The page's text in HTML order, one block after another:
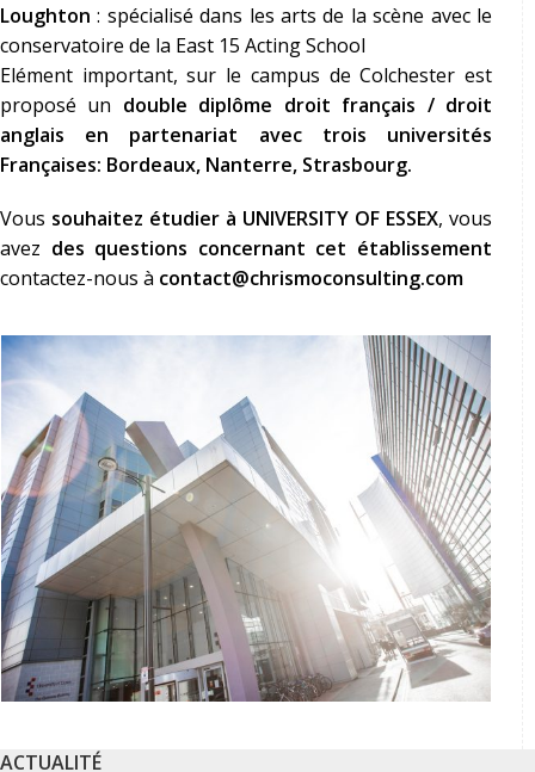
Loughton: spécialisé dans les arts de la scène avec le
conservatoire de la East 15 Acting School
Elément important, sur le campus de Colchester est
proposé un double diplôme droit français / droit
anglais en partenariat avec trois universités
Françaises: Bordeaux, Nanterre, Strasbourg.
Vous souhaitez étudier à UNIVERSITY OF ESSEX, vous
avez des questions concernant cet établissement
contactez-nous à contact@chrismoconsulting.com
ACTUALITÉ